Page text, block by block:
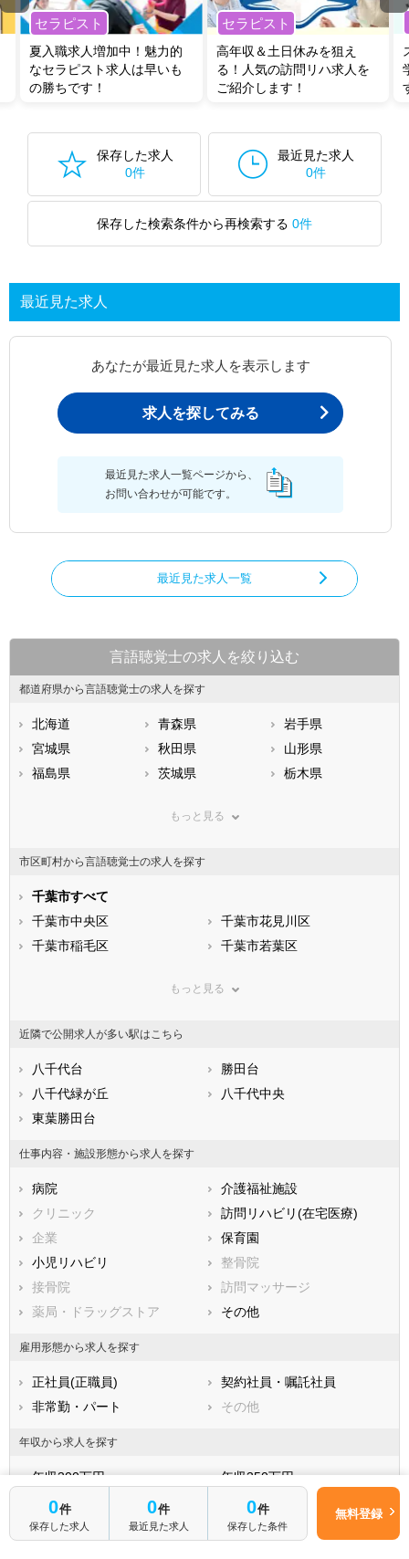
セラピスト
夏入職求人増加中！魅力的
なセラピスト求人は早いも
の勝ちです！
セラピスト
高年収＆土日休みを狙え
る！人気の訪問リハ求人を
ご紹介します！
保存した求人
0件
最近見た求人
0件
保存した検索条件から再検索する 0件
最近見た求人
あなたが最近見た求人を表示します
求人を探してみる
最近見た求人一覧ページから、
お問い合わせが可能です。
最近見た求人一覧
0件
保存した求人
0件
最近見た求人
0件
保存した条件
無料登録
言語聴覚士の求人を絞り込む
都道府県から言語聴覚士の求人を探す
北海道 青森県
岩手県
宮城県
秋田県
山形県
福島県
茨城県
栃木県
神奈川県
石川県
福井県
静岡県
滋賀県
大阪府
兵庫県
和歌山県
山口県
福岡県
佐賀県
熊本県
鹿児島県
もっと見る
市区町村から言語聴覚士の求人を探す
千葉市すべて
千葉市中央区
千葉市花見川区
千葉市稲毛区
千葉市若葉区
船橋市
木更津市
松戸市
野田市
茂原市
成田市
勝浦市
市原市
流山市
八千代市
我孫子市
鴨川市
鎌ケ谷市
君津市
富津市
浦安市
四街道市
袖ケ浦市
八街市
南房総市
匝瑳市
香取市
山武市
いすみ市
香取郡神崎町
香取郡多古町
香取郡東庄町
山武郡九十九里町
山武郡芝山町
山武郡横芝光町
もっと見る
近隣で公開求人が多い駅はこちら
八千代台
勝田台
八千代緑が丘
八千代中央
東葉勝田台
仕事内容・施設形態から求人を探す
病院
介護福祉施設
クリニック
訪問リハビリ(在宅医療)
企業
保育園
小児リハビリ
整骨院
接骨院
訪問マッサージ
薬局・ドラッグストア
その他
雇用形態から求人を探す
正社員(正職員)
契約社員・嘱託社員
非常勤・パート
その他
年収から求人を探す
年収300万円～
年収350万円～
年収400万円～
年収450万円～
年収500万円～
年収550万円～